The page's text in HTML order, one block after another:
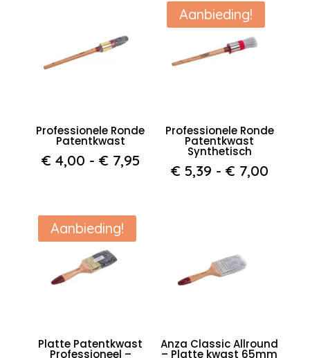
Professionele Ronde
Patentkwast
€ 4,00 - € 7,95Prijsklasse:
€ 4,00
Aanbieding!
Professionele Ronde
Patentkwast
Synthetisch
€ 5,39 - € 7,00
Aanbieding!
Platte Patentkwast
Professioneel –
Anza Classic Allround
– Platte kwast 65mm